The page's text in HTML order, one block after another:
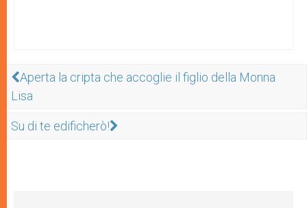
Aperta la cripta che accoglie il figlio della Monna
Lisa
Su di te edificherò!